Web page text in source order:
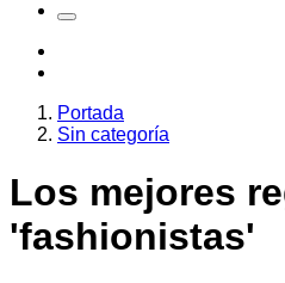
Portada
Sin categoría
Los mejores
'fashionistas'